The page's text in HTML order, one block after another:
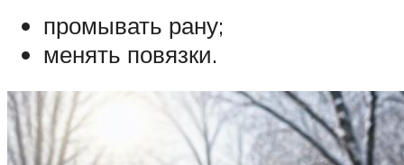
промывать рану;
менять повязки.